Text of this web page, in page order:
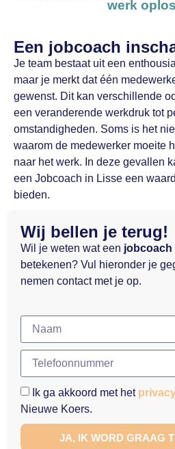
werk
Een jobcoach
Je team bestaat uit een
maar je merkt dat één
gewenst. Dit kan verschillende
een veranderende werkdruk tot
omstandigheden. Soms is het
waarom de medewerker moeite
naar het werk. In deze gevallen
een Jobcoach in Lisse een
bieden.
Wij bellen je terug!
Wil je weten wat een jobcoach
betekenen? Vul hieronder je
nemen contact met je op.
Ik ga akkoord met het
Nieuwe Koers.
JA, IK WORD GRAAG